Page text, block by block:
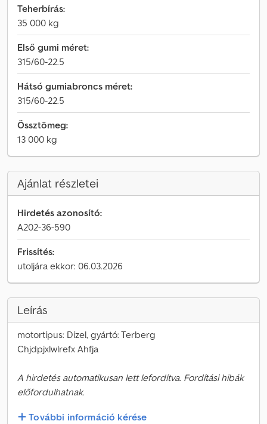
Teherbírás:
35 000 kg
Első gumi méret:
315/60-22.5
Hátsó gumiabroncs méret:
315/60-22.5
Össztömeg:
13 000 kg
Ajánlat részletei
Hirdetés azonosító:
A202-36-590
Frissítés:
utoljára ekkor: 06.03.2026
Leírás
motortípus: Dízel, gyártó: Terberg
Chjdpjxlwlrefx Ahfja
A hirdetés automatikusan lett lefordítva. Fordítási hibák
előfordulhatnak.
További információ kérése